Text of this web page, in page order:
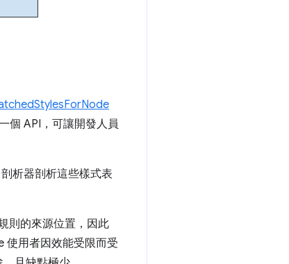
個 API，可讓開發人員
析器剖析這些樣式表
則的來源位置，因此
使用者因效能受限而受